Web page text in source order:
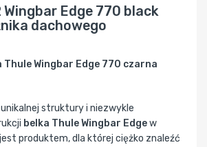
Wingbar Edge 770 black
dachowego
Thule Wingbar Edge 770 czarna
struktury i niezwykle
belka Thule Wingbar Edgew
produktem, dla której ciężko znaleźć